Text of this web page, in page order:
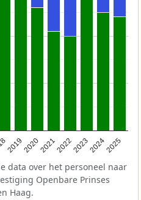
2019202020212022202320242025
data over het personeel naar
Openbare Prinses
Haag.